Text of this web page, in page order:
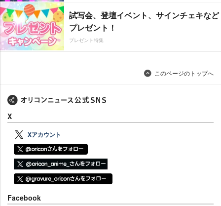
試写会、登壇イベント、サインチェキなど
プレゼント！
プレゼント特集
このページのトップへ
X
Xアカウント
Facebook